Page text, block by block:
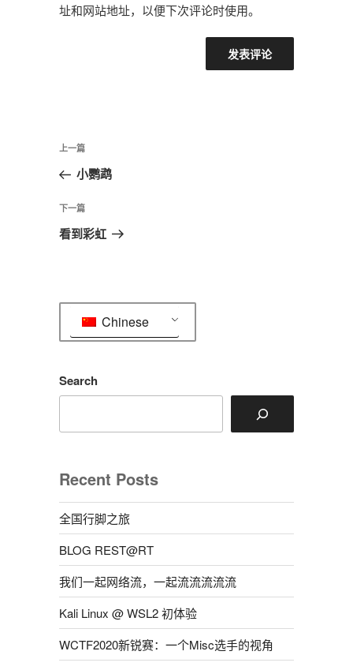
址和网站地址，以便下次评论时使用。
文
导
航
上
一
文
章
上一篇
小鹦鹉
下
一
下一篇
看到彩虹
Chinese
Search
Recent Posts
全国行脚之旅
BLOG REST@RT
我们一起网络流，一起流流流流流
Kali Linux @ WSL2 初体验
WCTF2020新锐赛：一个Misc选手的视角